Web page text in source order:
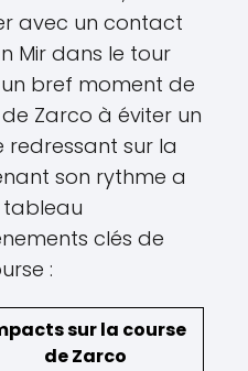
avec un contact
Mir dans le tour
bref moment de
Zarco à éviter un
redressant sur la
son rythme a
tableau
clés de
:
sur la course
de Zarco